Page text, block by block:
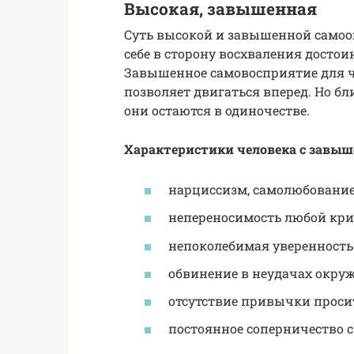
Высокая, завышенная
Суть высокой и завышенной
себе в сторону восхваления
Завышенное самовосприятие для
позволяет двигаться вперед. Но
они остаются в одиночестве.
Характеристики человека с
нарциссизм,
непереносимость любой
непоколебимая
обвинение в неудачах
отсутствие привычки
постоянное соперничество